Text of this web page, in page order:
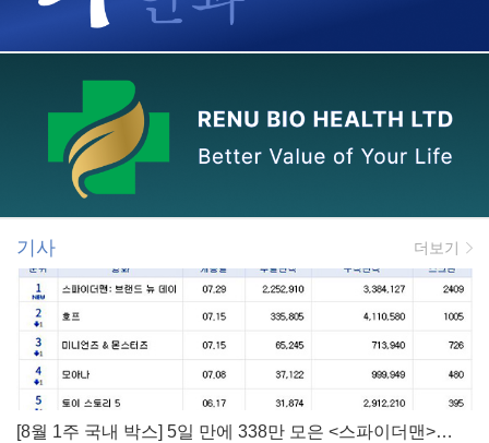
기사 더보기
[8월 1주 국내 박스] 5일 만에 338만 모은 <스파이더맨> 극장가 235% 대반등, <호프>는 400만 돌파